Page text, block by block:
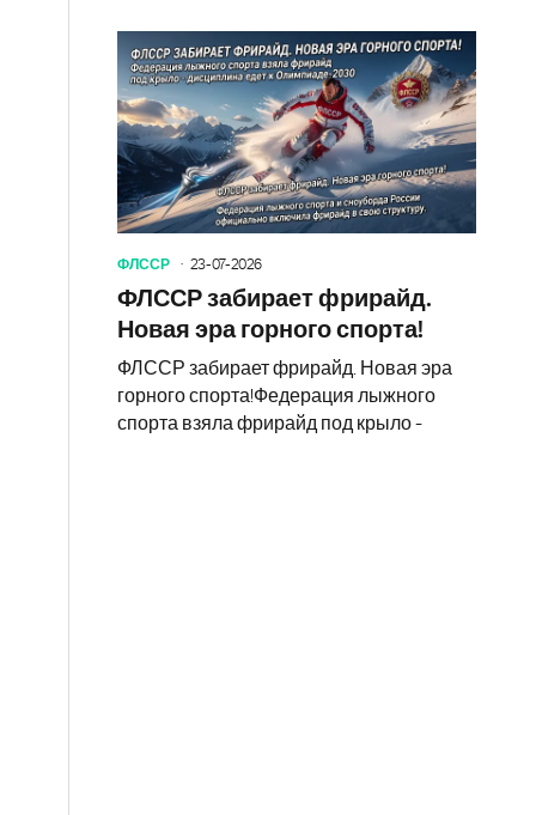
ФЛССР 23-07-2026
ФЛССР забирает фрирайд.
Новая эра горного спорта!
ФЛССР забирает фрирайд. Новая эра
горного спорта!Федерация лыжного
спорта взяла фрирайд под крыло -